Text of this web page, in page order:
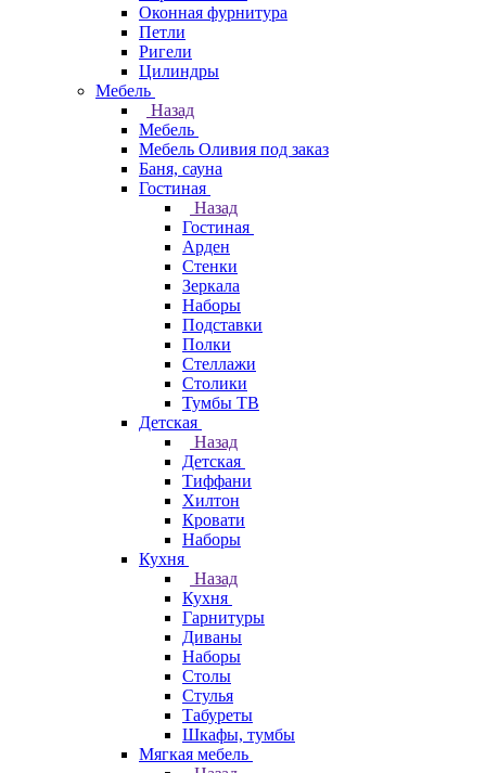
Оконная фурнитура
Петли
Ригели
Цилиндры
Мебель
Назад
Мебель
Мебель Оливия под заказ
Баня, сауна
Гостиная
Назад
Гостиная
Арден
Стенки
Зеркала
Наборы
Подставки
Полки
Стеллажи
Столики
Тумбы ТВ
Детская
Назад
Детская
Тиффани
Хилтон
Кровати
Наборы
Кухня
Назад
Кухня
Гарнитуры
Диваны
Наборы
Столы
Стулья
Табуреты
Шкафы, тумбы
Мягкая мебель